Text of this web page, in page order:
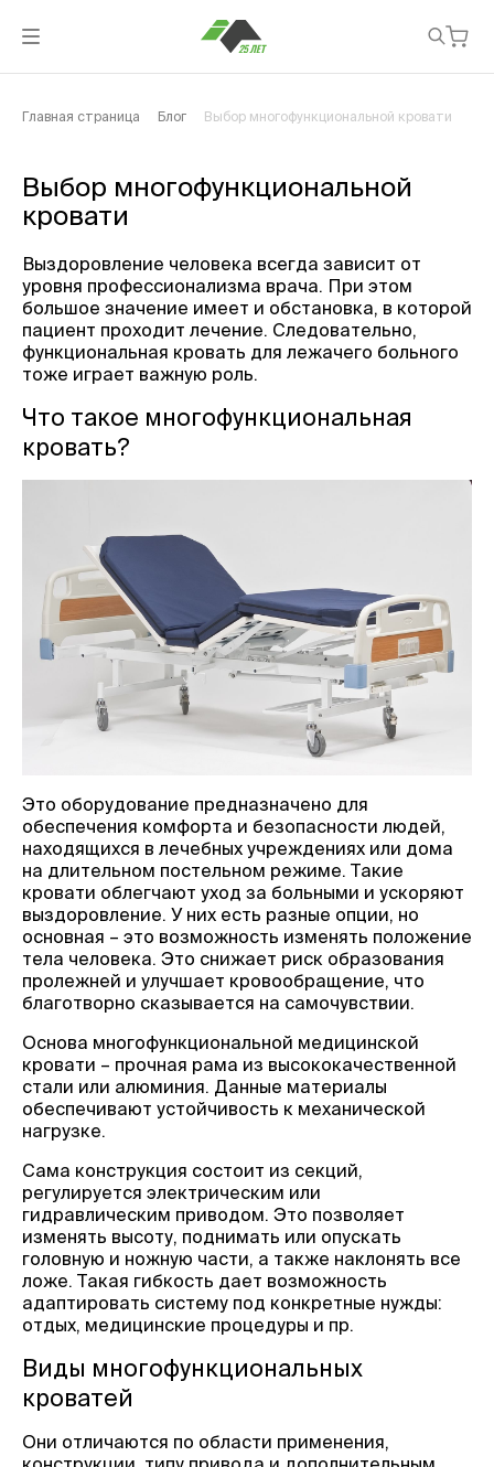
Главная страница Блог Выбор многофункциональной кровати
Выбор многофункциональной
кровати
Выздоровление человека всегда зависит от
уровня профессионализма врача. При этом
большое значение имеет и обстановка, в которой
пациент проходит лечение. Следовательно,
функциональная кровать для лежачего больного
тоже играет важную роль.
Что такое многофункциональная
кровать?
Это оборудование предназначено для
обеспечения комфорта и безопасности людей,
находящихся в лечебных учреждениях или дома
на длительном постельном режиме. Такие
кровати облегчают уход за больными и ускоряют
выздоровление. У них есть разные опции, но
основная – это возможность изменять положение
тела человека. Это снижает риск образования
пролежней и улучшает кровообращение, что
благотворно сказывается на самочувствии.
Основа многофункциональной медицинской
кровати – прочная рама из высококачественной
стали или алюминия. Данные материалы
обеспечивают устойчивость к механической
нагрузке.
Сама конструкция состоит из секций,
регулируется электрическим или
гидравлическим приводом. Это позволяет
изменять высоту, поднимать или опускать
головную и ножную части, а также наклонять все
ложе. Такая гибкость дает возможность
адаптировать систему под конкретные нужды:
отдых, медицинские процедуры и пр.
Виды многофункциональных
кроватей
Они отличаются по области применения,